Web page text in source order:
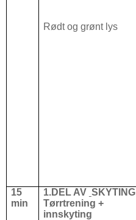
Rødt og grønt lys
15
min
1.DEL AV SKYTING
Tørrtrening +
innskyting